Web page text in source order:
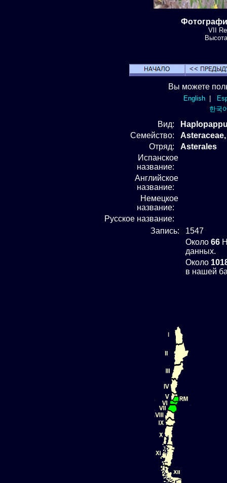
VII
Вы можете
English|
한국
Вид:
Семейство:
Отряд:
Asterales
Испанское
название:
Английское
название:
Немецкое
название:
Русское название:
Запись:
1547
Около 66
данных.
Около
в нашей